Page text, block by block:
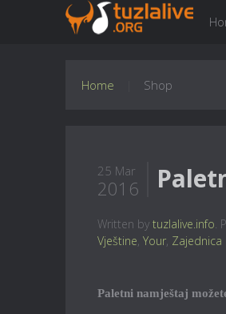
Home Shop
25 Mar
2016
Written by tuzlalive.info.
Vještine, Your, Zajednica
Paletni namještaj